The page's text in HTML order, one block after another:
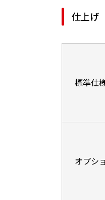
仕上げ
標準仕
オプシ